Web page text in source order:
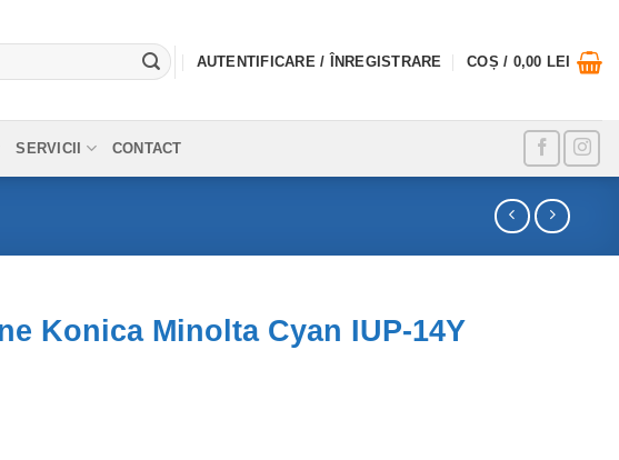
AUTENTIFICARE / ÎNREGISTRARE COȘ / 0,00 LEI
SERVICII CONTACT
Konica Minolta Cyan IUP-14Y